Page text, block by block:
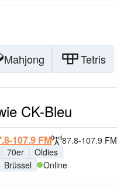
Mahjong Tetris
CK-Bleu
107.9 FM
87.8-107.9 FM
70er
Oldies
Brüssel Online